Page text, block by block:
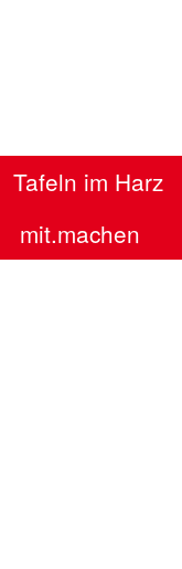
Tafeln im Harz
mit.machen